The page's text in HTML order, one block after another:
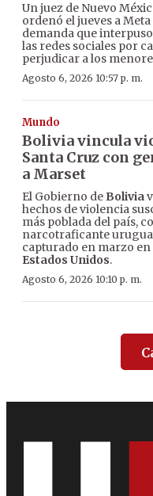
Un juez de Nuevo
ordenó el jueves a
demanda que
las redes sociales por
perjudicar a los
Agosto 6, 2026 10:57 p. m.
Mundo
Bolivia vincula
Santa Cruz con
a Marset
El Gobierno de Bolivia
hechos de violencia
más poblada del país,
narcotraficante
capturado en marzo
Estados Unidos.
Agosto 6, 2026 10:10 p. m.